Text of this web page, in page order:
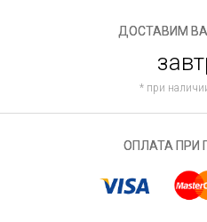
ДОСТАВИМ
* при
ОПЛАТА ПРИ